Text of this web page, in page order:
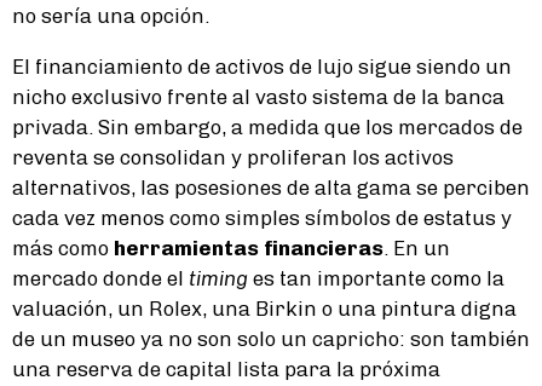
no sería una opción.
El financiamiento de activos de lujo sigue siendo un
nicho exclusivo frente al vasto sistema de la banca
privada. Sin embargo, a medida que los mercados de
reventa se consolidan y proliferan los activos
alternativos, las posesiones de alta gama se perciben
cada vez menos como simples símbolos de estatus y
más como herramientas financieras. En un
mercado donde el timing es tan importante como la
valuación, un Rolex, una Birkin o una pintura digna
de un museo ya no son solo un capricho: son también
una reserva de capital lista para la próxima